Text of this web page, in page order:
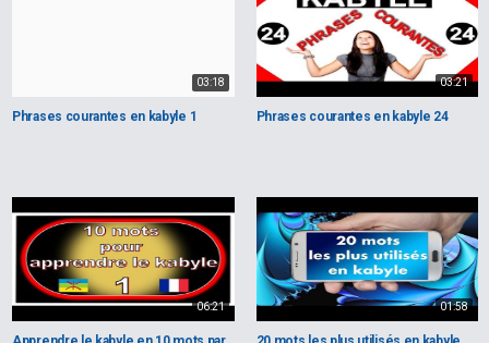
03:18
Phrases courantes en kabyle 1
03:21
Phrases courantes en kabyle 24
06:21 01:58